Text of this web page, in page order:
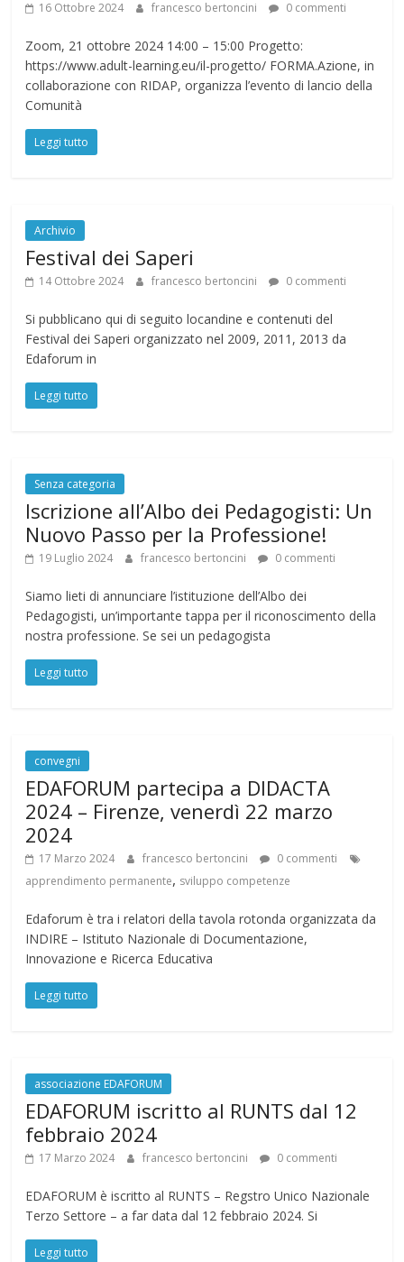
16 Ottobre 2024 francesco bertoncini 0 commenti
Zoom, 21 ottobre 2024 14:00 – 15:00 Progetto:
https://www.adult-learning.eu/il-progetto/ FORMA.Azione, in
collaborazione con RIDAP, organizza l’evento di lancio della
Comunità
Leggi tutto
Archivio
Festival dei Saperi
14 Ottobre 2024 francesco bertoncini 0 commenti
Si pubblicano qui di seguito locandine e contenuti del
Festival dei Saperi organizzato nel 2009, 2011, 2013 da
Edaforum in
Leggi tutto
Senza categoria
Iscrizione all’Albo dei Pedagogisti: Un
Nuovo Passo per la Professione!
19 Luglio 2024 francesco bertoncini 0 commenti
Siamo lieti di annunciare l’istituzione dell’Albo dei
Pedagogisti, un’importante tappa per il riconoscimento della
nostra professione. Se sei un pedagogista
Leggi tutto
convegni
EDAFORUM partecipa a DIDACTA
2024 – Firenze, venerdì 22 marzo
2024
17 Marzo 2024 francesco bertoncini
0 commenti
apprendimento permanente, sviluppo competenze
Edaforum è tra i relatori della tavola rotonda organizzata da
INDIRE – Istituto Nazionale di Documentazione,
Innovazione e Ricerca Educativa
Leggi tutto
associazione EDAFORUM
EDAFORUM iscritto al RUNTS dal 12
febbraio 2024
17 Marzo 2024 francesco bertoncini 0 commenti
EDAFORUM è iscritto al RUNTS – Regstro Unico Nazionale
Terzo Settore – a far data dal 12 febbraio 2024. Si
Leggi tutto